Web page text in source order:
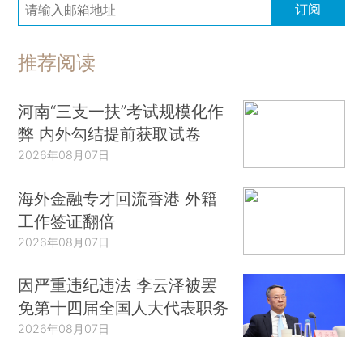
订阅
推荐阅读
河南“三支一扶”考试规模化作
弊 内外勾结提前获取试卷
2026年08月07日
海外金融专才回流香港 外籍
工作签证翻倍
2026年08月07日
因严重违纪违法 李云泽被罢
免第十四届全国人大代表职务
2026年08月07日